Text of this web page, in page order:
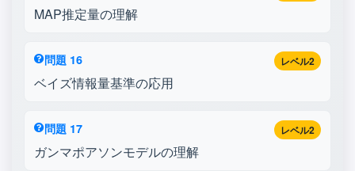
MAP推定量の理解
レベル2
問題 16
ベイズ情報量基準の応用
レベル2
問題 17
ガンマポアソンモデルの理解